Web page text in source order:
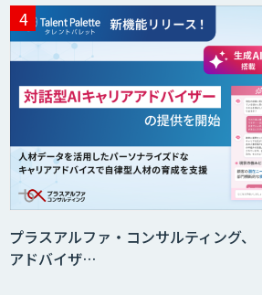
プラスアルファ・コンサルティング
アドバイザ…